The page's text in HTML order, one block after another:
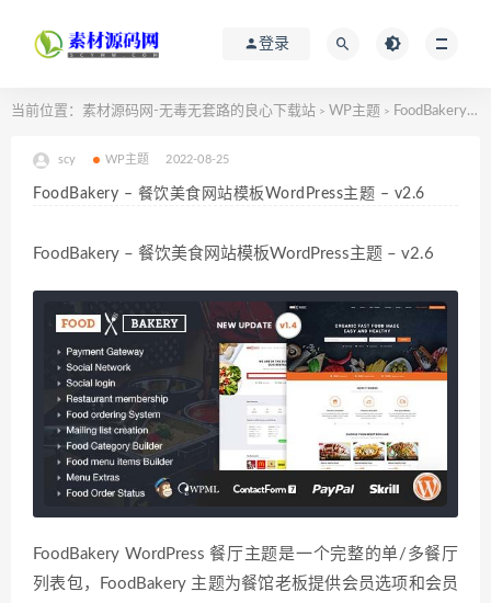
登录
当前位置： 素材源码网-无毒无套路的良心下载站 > WP主题 > FoodBakery – 餐饮美食网站模板WordPress主题 – v2.6
scy WP主题 2022-08-25
FoodBakery – 餐饮美食网站模板WordPress主题 – v2.6
FoodBakery – 餐饮美食网站模板WordPress主题 – v2.6
FoodBakery WordPress 餐厅主题是一个完整的单/多餐厅
列表包，FoodBakery 主题为餐馆老板提供会员选项和会员